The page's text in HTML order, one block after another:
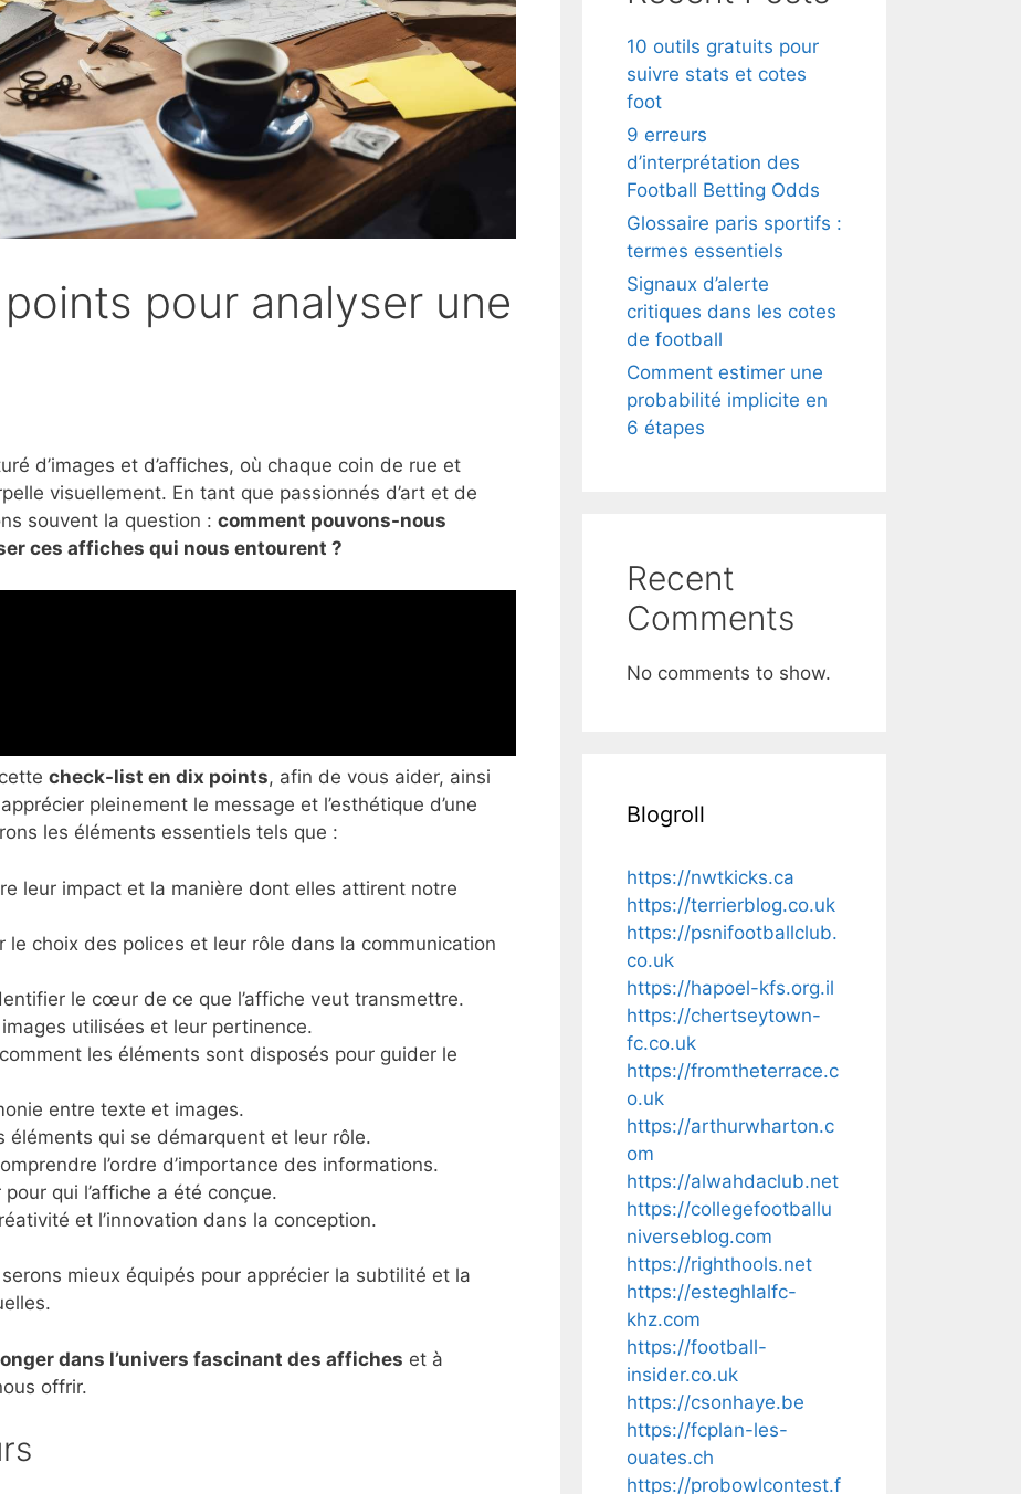
pour analyser une
d’images et d’affiches, où chaque coin de rue et
visuellement. En tant que passionnés d’art et de
souvent la question : comment pouvons-nous
ces affiches qui nous entourent ?
check-list en dix points, afin de vous aider, ainsi
pleinement le message et l’esthétique d’une
les éléments essentiels tels que :
leur impact et la manière dont elles attirent notre
le choix des polices et leur rôle dans la communication
le cœur de ce que l’affiche veut transmettre.
utilisées et leur pertinence.
les éléments sont disposés pour guider le
entre texte et images.
éléments qui se démarquent et leur rôle.
l’ordre d’importance des informations.
qui l’affiche a été conçue.
et l’innovation dans la conception.
mieux équipés pour apprécier la subtilité et la
dans l’univers fascinant des affiches et à
offrir.
10 outils gratuits pour
suivre stats et cotes
foot
9 erreurs
d’interprétation des
Football Betting Odds
Glossaire paris sportifs :
termes essentiels
Signaux d’alerte
critiques dans les cotes
de football
Comment estimer une
probabilité implicite en
6 étapes
Recent
Comments
No comments to show.
Blogroll
https://nwtkicks.ca
https://terrierblog.co.uk
https://psnifootballclub.
co.uk
https://hapoel-kfs.org.il
https://chertseytown-
fc.co.uk
https://fromtheterrace.c
o.uk
https://arthurwharton.c
om
https://alwahdaclub.net
https://collegefootballu
niverseblog.com
https://righthools.net
https://esteghlalfc-
khz.com
https://football-
insider.co.uk
https://csonhaye.be
https://fcplan-les-
ouates.ch
https://probowlcontest.f